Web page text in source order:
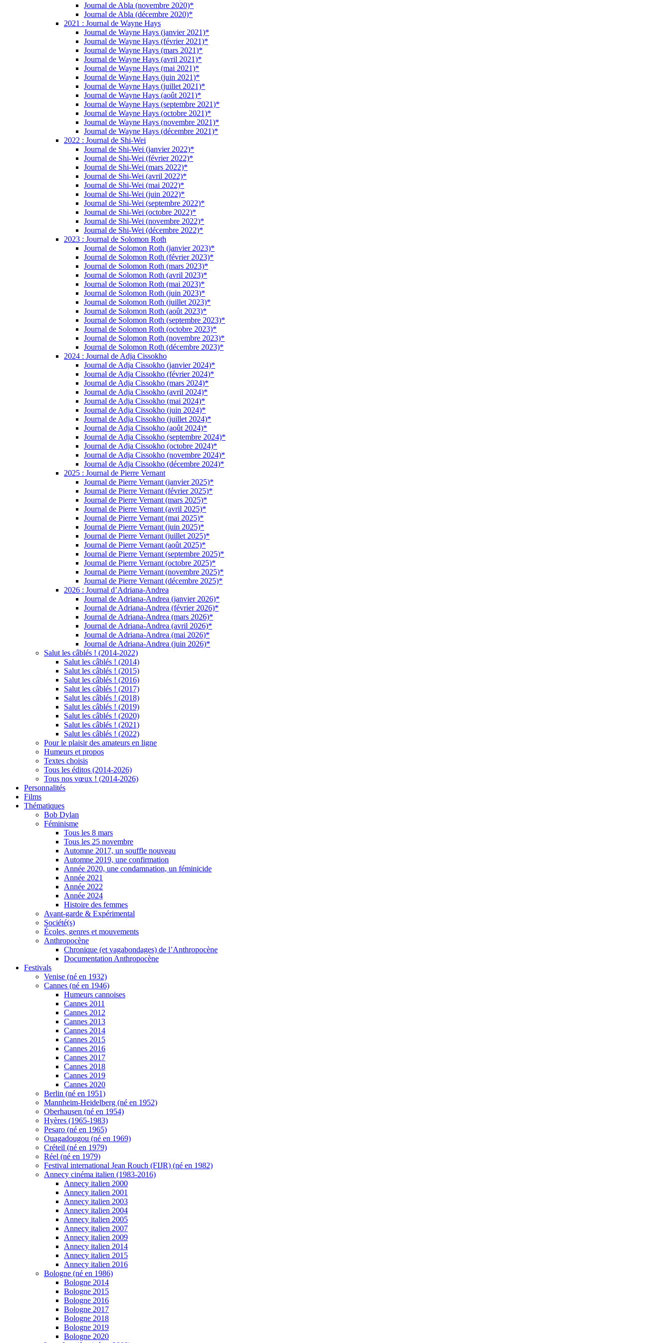
Journal de Abla (novembre 2020)*
Journal de Abla (décembre 2020)*
2021 : Journal de Wayne Hays
Journal de Wayne Hays (janvier 2021)*
Journal de Wayne Hays (février 2021)*
Journal de Wayne Hays (mars 2021)*
Journal de Wayne Hays (avril 2021)*
Journal de Wayne Hays (mai 2021)*
Journal de Wayne Hays (juin 2021)*
Journal de Wayne Hays (juillet 2021)*
Journal de Wayne Hays (août 2021)*
Journal de Wayne Hays (septembre 2021)*
Journal de Wayne Hays (octobre 2021)*
Journal de Wayne Hays (novembre 2021)*
Journal de Wayne Hays (décembre 2021)*
2022 : Journal de Shi-Wei
Journal de Shi-Wei (janvier 2022)*
Journal de Shi-Wei (février 2022)*
Journal de Shi-Wei (mars 2022)*
Journal de Shi-Wei (avril 2022)*
Journal de Shi-Wei (mai 2022)*
Journal de Shi-Wei (juin 2022)*
Journal de Shi-Wei (septembre 2022)*
Journal de Shi-Wei (octobre 2022)*
Journal de Shi-Wei (novembre 2022)*
Journal de Shi-Wei (décembre 2022)*
2023 : Journal de Solomon Roth
Journal de Solomon Roth (janvier 2023)*
Journal de Solomon Roth (février 2023)*
Journal de Solomon Roth (mars 2023)*
Journal de Solomon Roth (avril 2023)*
Journal de Solomon Roth (mai 2023)*
Journal de Solomon Roth (juin 2023)*
Journal de Solomon Roth (juillet 2023)*
Journal de Solomon Roth (août 2023)*
Journal de Solomon Roth (septembre 2023)*
Journal de Solomon Roth (octobre 2023)*
Journal de Solomon Roth (novembre 2023)*
Journal de Solomon Roth (décembre 2023)*
2024 : Journal de Adja Cissokho
Journal de Adja Cissokho (janvier 2024)*
Journal de Adja Cissokho (février 2024)*
Journal de Adja Cissokho (mars 2024)*
Journal de Adja Cissokho (avril 2024)*
Journal de Adja Cissokho (mai 2024)*
Journal de Adja Cissokho (juin 2024)*
Journal de Adja Cissokho (juillet 2024)*
Journal de Adja Cissokho (août 2024)*
Journal de Adja Cissokho (septembre 2024)*
Journal de Adja Cissokho (octobre 2024)*
Journal de Adja Cissokho (novembre 2024)*
Journal de Adja Cissokho (décembre 2024)*
2025 : Journal de Pierre Vernant
Journal de Pierre Vernant (janvier 2025)*
Journal de Pierre Vernant (février 2025)*
Journal de Pierre Vernant (mars 2025)*
Journal de Pierre Vernant (avril 2025)*
Journal de Pierre Vernant (mai 2025)*
Journal de Pierre Vernant (juin 2025)*
Journal de Pierre Vernant (juillet 2025)*
Journal de Pierre Vernant (août 2025)*
Journal de Pierre Vernant (septembre 2025)*
Journal de Pierre Vernant (octobre 2025)*
Journal de Pierre Vernant (novembre 2025)*
Journal de Pierre Vernant (décembre 2025)*
2026 : Journal d’Adriana-Andrea
Journal de Adriana-Andrea (janvier 2026)*
Journal de Adriana-Andrea (février 2026)*
Journal de Adriana-Andrea (mars 2026)*
Journal de Adriana-Andrea (avril 2026)*
Journal de Adriana-Andrea (mai 2026)*
Journal de Adriana-Andrea (juin 2026)*
Salut les câblés ! (2014-2022)
Salut les câblés ! (2014)
Salut les câblés ! (2015)
Salut les câblés ! (2016)
Salut les câblés ! (2017)
Salut les câblés ! (2018)
Salut les câblés ! (2019)
Salut les câblés ! (2020)
Salut les câblés ! (2021)
Salut les câblés ! (2022)
Pour le plaisir des amateurs en ligne
Humeurs et propos
Textes choisis
Tous les éditos (2014-2026)
Tous nos vœux ! (2014-2026)
Personnalités
Films
Thématiques
Bob Dylan
Féminisme
Tous les 8 mars
Tous les 25 novembre
Automne 2017, un souffle nouveau
Automne 2019, une confirmation
Année 2020, une condamnation, un féminicide
Année 2021
Année 2022
Année 2024
Histoire des femmes
Avant-garde & Expérimental
Société(s)
Écoles, genres et mouvements
Anthropocène
Chronique (et vagabondages) de l’Anthropocène
Documentation Anthropocène
Festivals
Venise (né en 1932)
Cannes (né en 1946)
Humeurs cannoises
Cannes 2011
Cannes 2012
Cannes 2013
Cannes 2014
Cannes 2015
Cannes 2016
Cannes 2017
Cannes 2018
Cannes 2019
Cannes 2020
Berlin (né en 1951)
Mannheim-Heidelberg (né en 1952)
Oberhausen (né en 1954)
Hyères (1965-1983)
Pesaro (né en 1965)
Ouagadougou (né en 1969)
Créteil (né en 1979)
Réel (né en 1979)
Festival international Jean Rouch (FIJR) (né en 1982)
Annecy cinéma italien (1983-2016)
Annecy italien 2000
Annecy italien 2001
Annecy italien 2003
Annecy italien 2004
Annecy italien 2005
Annecy italien 2007
Annecy italien 2009
Annecy italien 2014
Annecy italien 2015
Annecy italien 2016
Bologne (né en 1986)
Bologne 2014
Bologne 2015
Bologne 2016
Bologne 2017
Bologne 2018
Bologne 2019
Bologne 2020